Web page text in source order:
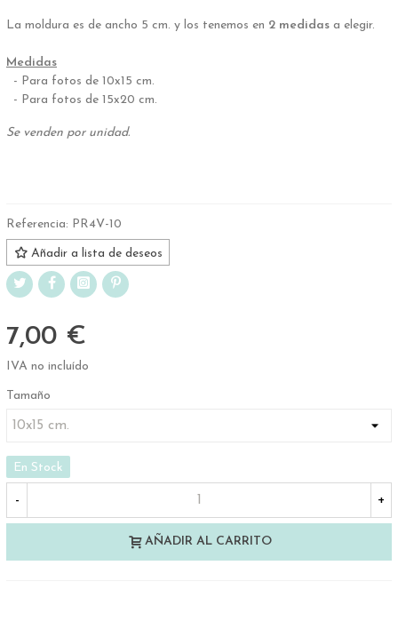
La moldura es de ancho 5 cm. y los tenemos en 2 medidas a elegir.
Medidas
- Para fotos de 10x15 cm.
- Para fotos de 15x20 cm.
Se venden por unidad.
Referencia: PR4V-10
Añadir a lista de deseos
7,00 €
IVA no incluído
Tamaño
En Stock
- +
AÑADIR AL CARRITO